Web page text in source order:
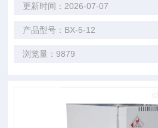
更新时间：2026-07-07
产品型号：BX-5-12
浏览量：9879